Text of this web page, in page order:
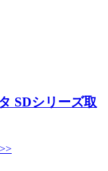
SDシリーズ取